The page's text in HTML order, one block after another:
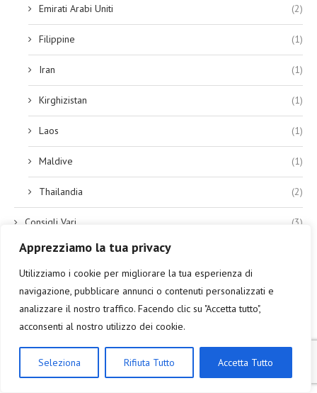
Apprezziamo la tua privacy
Utilizziamo i cookie per migliorare la tua esperienza di
navigazione, pubblicare annunci o contenuti personalizzati e
analizzare il nostro traffico. Facendo clic su "Accetta tutto",
acconsenti al nostro utilizzo dei cookie.
Seleziona Rifiuta Tutto Accetta Tutto
Emirati Arabi Uniti (2)
Filippine (1)
Iran (1)
Kirghizistan (1)
Laos (1)
Maldive (1)
Thailandia (2)
Consigli Vari (3)
Europa ( A-F )
Austria
Belgio (3)
Bielorussia (1)